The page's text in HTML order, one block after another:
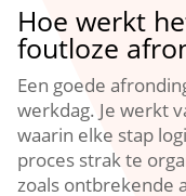
Hoe werkt
foutloze
Een goede
werkdag.​ Je werkt
waarin elke stap
proces strak te
zoals ontbrekende